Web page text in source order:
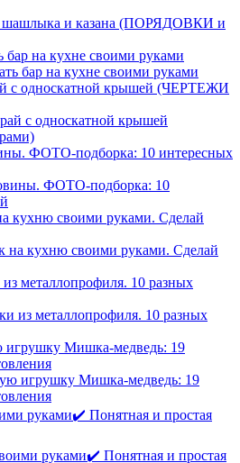
бар на кухне своими руками
с односкатной крышей (ЧЕРТЕЖИ
ФОТО-подборка: 10 интересных
кухню своими руками. Сделай
из металлопрофиля. 10 разных
игрушку Мишка-медведь: 19
руками✔️ Понятная и простая